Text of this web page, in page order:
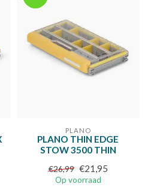
PLANO
PLANO THIN EDGE
STOW 3500 THIN
€26,99 €21,95
Op voorraad